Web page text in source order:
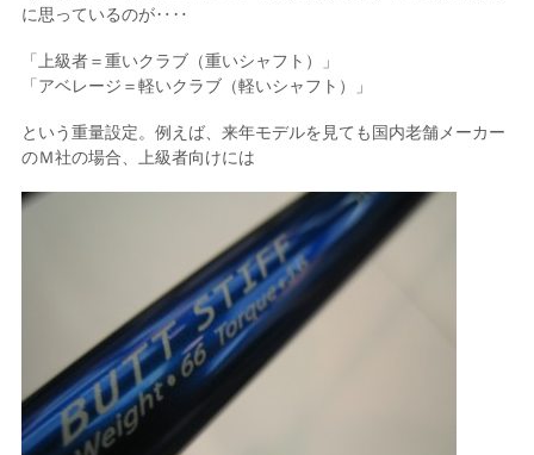
に思っているのが‥‥
「上級者＝重いクラブ（重いシャフト）」
「アベレージ＝軽いクラブ（軽いシャフト）」
という重量設定。例えば、来年モデルを見ても国内老舗メーカー
のＭ社の場合、上級者向けには